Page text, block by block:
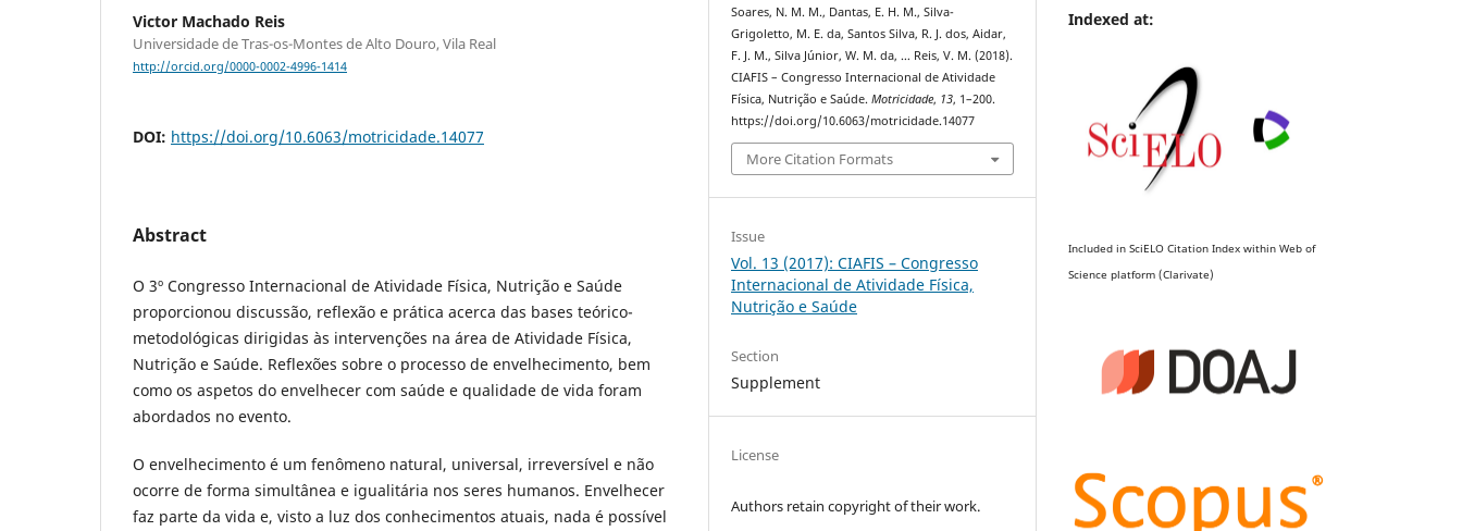
Victor Machado Reis
Universidade de Tras-os-Montes de Alto Douro, Vila Real
http://orcid.org/0000-0002-4996-1414
DOI: https://doi.org/10.6063/motricidade.14077
Abstract
O 3º Congresso Internacional de Atividade Física, Nutrição e Saúde
proporcionou discussão, reflexão e prática acerca das bases teórico-
metodológicas dirigidas às intervenções na área de Atividade Física,
Nutrição e Saúde. Reflexões sobre o processo de envelhecimento, bem
como os aspetos do envelhecer com saúde e qualidade de vida foram
abordados no evento.
O envelhecimento é um fenômeno natural, universal, irreversível e não
ocorre de forma simultânea e igualitária nos seres humanos. Envelhecer
faz parte da vida e, visto a luz dos conhecimentos atuais, nada é possível
Soares, N. M. M., Dantas, E. H. M., Silva-
Grigoletto, M. E. da, Santos Silva, R. J. dos, Aidar,
F. J. M., Silva Júnior, W. M. da, … Reis, V. M. (2018).
CIAFIS – Congresso Internacional de Atividade
Física, Nutrição e Saúde.Motricidade, 13, 1–200.
https://doi.org/10.6063/motricidade.14077
More Citation Formats
Issue
Vol. 13 (2017): CIAFIS – Congresso
Internacional de Atividade Física,
Nutrição e Saúde
Section
Supplement
License
Authors retain copyright of their work.
Indexed at:
Included in SciELO Citation Index within Web of
Science platform (Clarivate)